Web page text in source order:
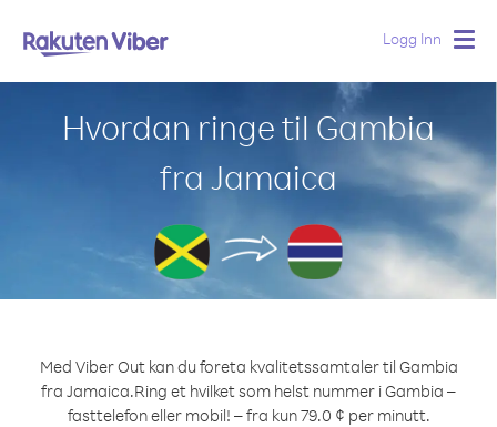
Logg Inn
Hvordan ringe til Gambia
fra Jamaica
Med Viber Out kan du foreta kvalitetssamtaler til Gambia
fra Jamaica.Ring et hvilket som helst nummer i Gambia –
fasttelefon eller mobil! – fra kun 79.0 ¢ per minutt.